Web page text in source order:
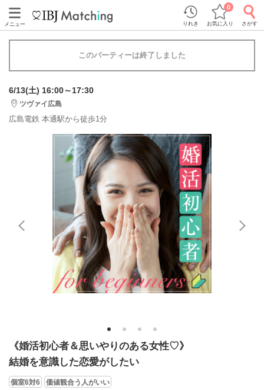
メニュー りれき お気に入り
0
さがす
このパーティーは終了しました
6/13(土) 16:00～17:30
ツヴァイ広島
広島電鉄 本通駅から徒歩1分
1 2 3 4
《婚活初心者＆思いやりのある女性♡》
結婚を意識した恋愛がしたい
個室6対6 価値観合う人がいい